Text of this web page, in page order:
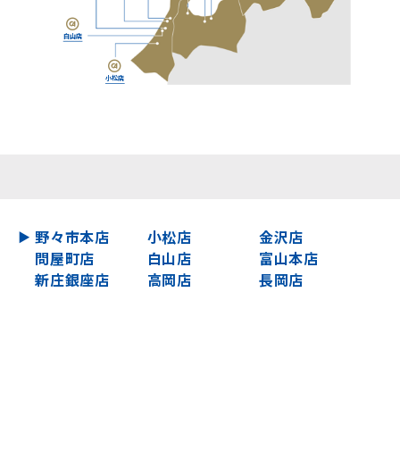
小松店
白山店
野々市本店 小松店
金沢店
問屋町店
白山店
富山本店
新庄銀座店
高岡店 長岡店